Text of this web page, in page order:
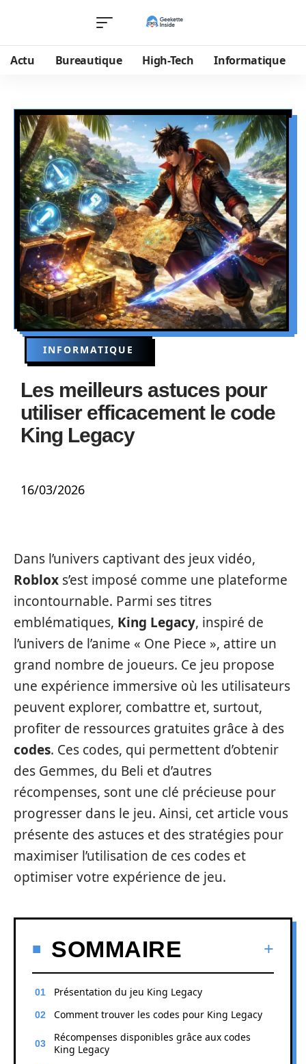
Actu Bureautique High-Tech Informatique
INFORMATIQUE
Les meilleurs astuces pour
utiliser efficacement le code
King Legacy
16/03/2026
Dans l’univers captivant des jeux vidéo,
Roblox s’est imposé comme une plateforme
incontournable. Parmi ses titres
emblématiques, King Legacy, inspiré de
l’univers de l’anime « One Piece », attire un
grand nombre de joueurs. Ce jeu propose
une expérience immersive où les utilisateurs
peuvent explorer, combattre et, surtout,
profiter de ressources gratuites grâce à des
codes. Ces codes, qui permettent d’obtenir
des Gemmes, du Beli et d’autres
récompenses, sont une clé précieuse pour
progresser dans le jeu. Ainsi, cet article vous
présente des astuces et des stratégies pour
maximiser l’utilisation de ces codes et
optimiser votre expérience de jeu.
SOMMAIRE
Présentation du jeu King Legacy
Comment trouver les codes pour King Legacy
Récompenses disponibles grâce aux codes
King Legacy